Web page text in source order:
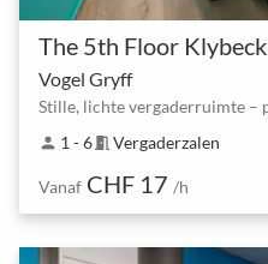
The 5th Floor Klybeck
Vogel Gryff
person 1 - 6meeting_room Vergaderzalen
Vanaf CHF 17 /h